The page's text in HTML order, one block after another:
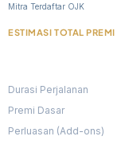
Mitra Terdaftar OJK
ESTIMASI TOTAL PREMI
Durasi Perjalanan
Premi Dasar
Perluasan (Add-ons)